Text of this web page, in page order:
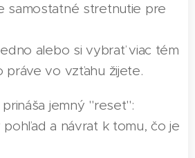
samostatné stretnutie pre
alebo si vybrať viac tém
vo vzťahu žijete.
jemný "reset":
a návrat k tomu, čo je